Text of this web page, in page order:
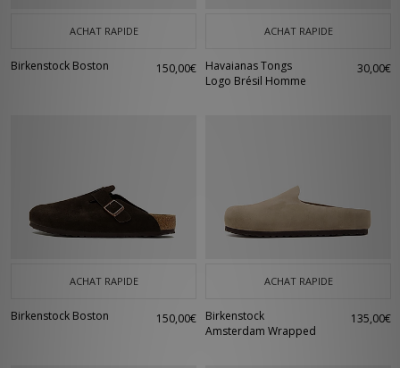
ACHAT RAPIDE
Birkenstock Boston 150,00€
ACHAT RAPIDE
Havaianas Tongs
Logo Brésil Homme
30,00€
ACHAT RAPIDE
Birkenstock Boston 150,00€
ACHAT RAPIDE
Birkenstock
Amsterdam Wrapped
135,00€